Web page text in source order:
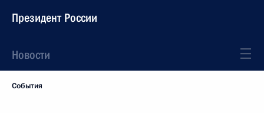
Президент России
Новости
События